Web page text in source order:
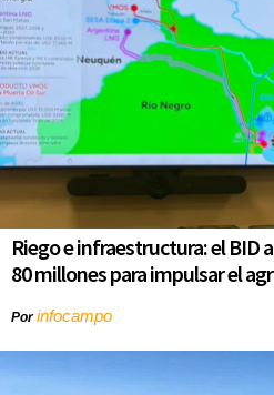
Riego e infraestructura: el BID
80 millones para impulsar el
Porinfocampo